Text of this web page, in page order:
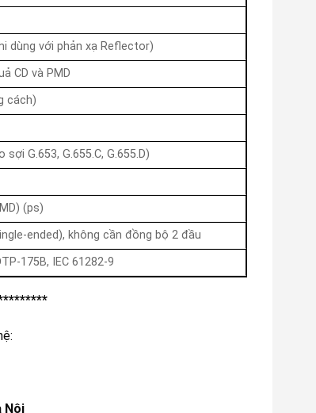
dùng với phản xạ Reflector)
CD và PMD
cách)
G.653, G.655.C, G.655.D)
(ps)
ended), không cần đồng bộ 2 đầu
175B, IEC 61282-9
Nội